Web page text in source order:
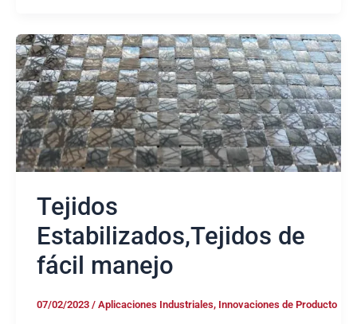
Tejidos
Estabilizados,Tejidos de
fácil manejo
07/02/2023 / Aplicaciones Industriales, Innovaciones de Producto
Tejidos
Estabilizados,Tejidos
de
fácil
manejo